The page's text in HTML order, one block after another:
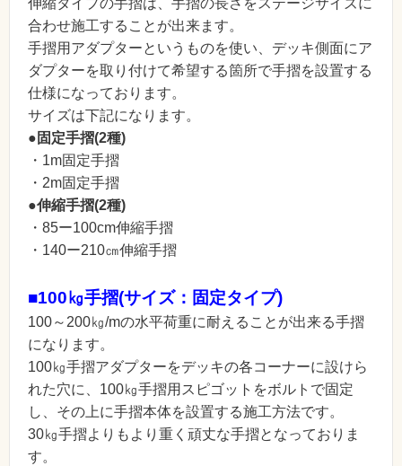
伸縮タイプの手摺は、手摺の長さをステージサイズに
合わせ施工することが出来ます。
手摺用アダプターというものを使い、デッキ側面にア
ダプターを取り付けて希望する箇所で手摺を設置する
仕様になっております。
サイズは下記になります。
●固定手摺(2種)
・1m固定手摺
・2m固定手摺
●伸縮手摺(2種)
・85ー100cm伸縮手摺
・140ー210㎝伸縮手摺
■100㎏手摺(サイズ：固定タイプ)
100～200㎏/mの水平荷重に耐えることが出来る手摺
になります。
100㎏手摺アダプターをデッキの各コーナーに設けら
れた穴に、100㎏手摺用スピゴットをボルトで固定
し、その上に手摺本体を設置する施工方法です。
30㎏手摺よりもより重く頑丈な手摺となっておりま
す。